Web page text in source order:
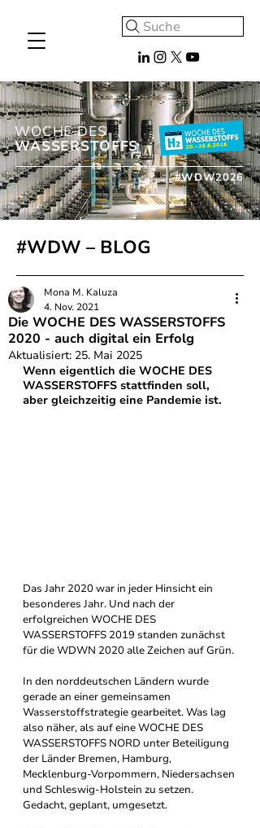
Suche
WOCHE DES
WASSERSTOFFS
#WDW2026
#WDW – BLOG
Die WOCHE DES WASSERSTOFFS
2020 - auch digital ein Erfolg
Mona M. Kaluza
4. Nov. 2021
Aktualisiert: 25. Mai 2025
Wenn eigentlich die WOCHE DES
WASSERSTOFFS stattfinden soll,
aber gleichzeitig eine Pandemie ist.
Das Jahr 2020 war in jeder Hinsicht ein
besonderes Jahr. Und nach der
erfolgreichen WOCHE DES
WASSERSTOFFS 2019 standen zunächst
für die WDWN 2020 alle Zeichen auf Grün.
In den norddeutschen Ländern wurde
gerade an einer gemeinsamen
Wasserstoffstrategie gearbeitet. Was lag
also näher, als auf eine WOCHE DES
WASSERSTOFFS NORD unter Beteiligung
der Länder Bremen, Hamburg,
Mecklenburg-Vorpommern, Niedersachsen
und Schleswig-Holstein zu setzen.
Gedacht, geplant, umgesetzt.